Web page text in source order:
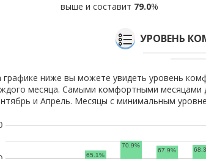
выше и составит 79.0%
УРОВЕНЬ
графике ниже вы можете увидеть уровень
месяца. Самыми комфортными месяцами
и Апрель. Месяцы с минимальным
65.1%
70.9%
67.9%